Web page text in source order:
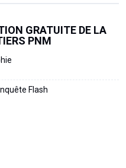
GRATUITE DE LA
PNM
Flash